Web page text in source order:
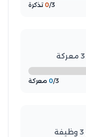
0/3 تذكرة
0/3 معركة